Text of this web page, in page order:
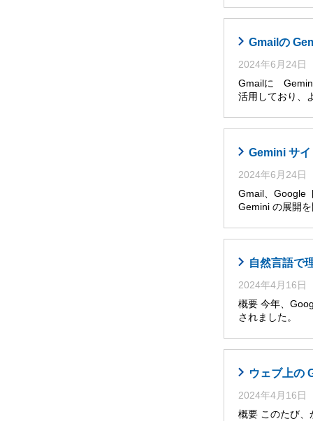
Gmailの
2024年6月24日
Gmailに Gemini
活用しており、
Gemini サ
2024年6月24日
Gmail、Google
Gemini の展開
自然言語で
2024年4月16日
概要 今年、
されました。
ウェブ上の
2024年4月16日
概要 このたび、